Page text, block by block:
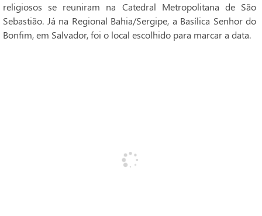
religiosos se reuniram na Catedral Metropolitana de São
Sebastião. Já na Regional Bahia/Sergipe, a Basílica Senhor do
Bonfim, em Salvador, foi o local escolhido para marcar a data.